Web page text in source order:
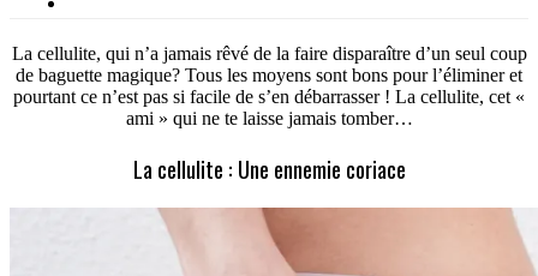
La cellulite, qui n’a jamais rêvé de la faire disparaître d’un seul coup
de baguette magique? Tous les moyens sont bons pour l’éliminer et
pourtant ce n’est pas si facile de s’en débarrasser ! La cellulite, cet «
ami » qui ne te laisse jamais tomber…
La cellulite : Une ennemie coriace